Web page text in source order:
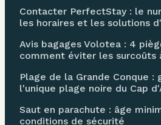
Contacter PerfectStay : le
les horaires et les solutions
Avis bagages Volotea : 4
comment éviter les surcoûts
Plage de la Grande Conque
l'unique plage noire du Cap
Saut en parachute : âge
conditions de sécurité